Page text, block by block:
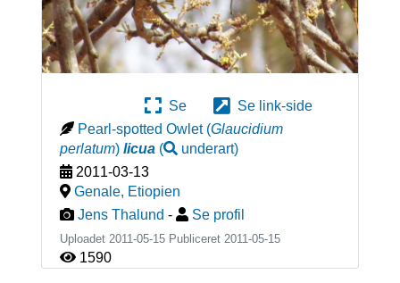
Se
Se link-side
Pearl-spotted Owlet (Glaucidium
perlatum) licua( underart)
2011-03-13
Genale, Etiopien
Jens Thalund - Se profil
Uploadet 2011-05-15 Publiceret 2011-05-15
1590